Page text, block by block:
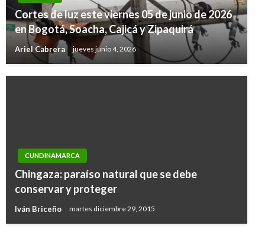
Cortes de luz este viernes 05 de junio de 2026
en Bogotá, Soacha, Cajicá y Zipaquirá
Ariel Cabrera jueves junio 4, 2026
CUNDINAMARCA
Chingaza: paraíso natural que se debe
conservar y proteger
Iván Briceño martes diciembre 29, 2015
ANI gira recursos para reparación de